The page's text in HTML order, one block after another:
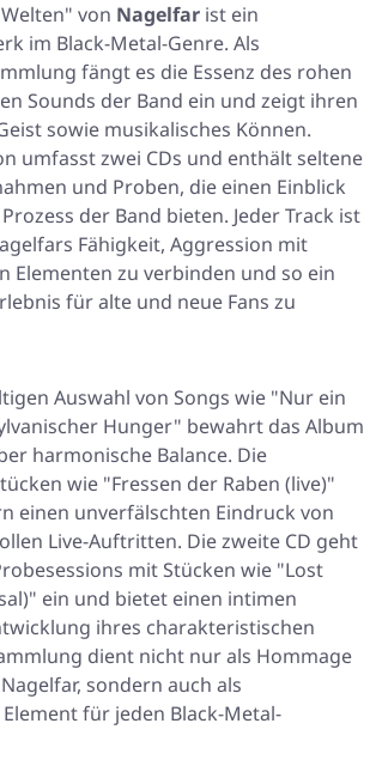
von Nagelfar ist ein
im Black-Metal-Genre. Als
fängt es die Essenz des rohen
Sounds der Band ein und zeigt ihren
sowie musikalisches Können.
umfasst zwei CDs und enthält seltene
und Proben, die einen Einblick
der Band bieten. Jeder Track ist
Fähigkeit, Aggression mit
Elementen zu verbinden und so ein
für alte und neue Fans zu
Auswahl von Songs wie "Nur ein
Hunger" bewahrt das Album
harmonische Balance. Die
wie "Fressen der Raben (live)"
einen unverfälschten Eindruck von
Live-Auftritten. Die zweite CD geht
mit Stücken wie "Lost
ein und bietet einen intimen
ihres charakteristischen
dient nicht nur als Hommage
sondern auch als
für jeden Black-Metal-